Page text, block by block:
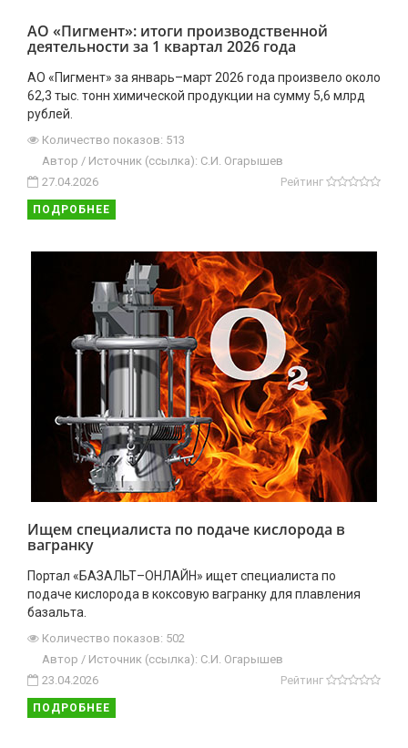
АО «Пигмент»: итоги производственной
деятельности за 1 квартал 2026 года
АО «Пигмент» за январь–март 2026 года произвело около
62,3 тыс. тонн химической продукции на сумму 5,6 млрд
рублей.
Количество показов: 513
Автор / Источник (ссылка): С.И. Огарышев
27.04.2026
Рейтинг
ПОДРОБНЕЕ
Ищем специалиста по подаче кислорода в
вагранку
Портал «БАЗАЛЬТ–ОНЛАЙН» ищет специалиста по
подаче кислорода в коксовую вагранку для плавления
базальта.
Количество показов: 502
Автор / Источник (ссылка): С.И. Огарышев
23.04.2026
Рейтинг
ПОДРОБНЕЕ